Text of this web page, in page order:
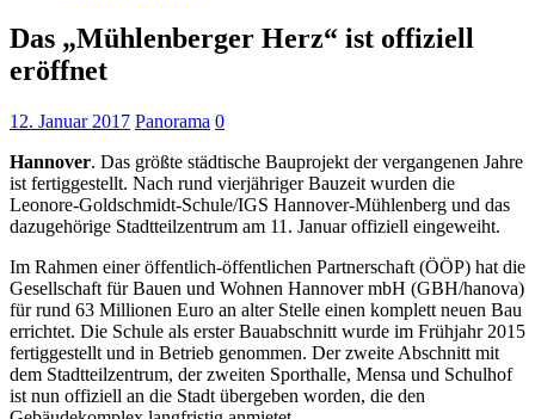
Das „Mühlenberger Herz“ ist offiziell
eröffnet
12. Januar 2017 Panorama 0
Hannover. Das größte städtische Bauprojekt der vergangenen Jahre
ist fertiggestellt. Nach rund vierjähriger Bauzeit wurden die
Leonore-Goldschmidt-Schule/IGS Hannover-Mühlenberg und das
dazugehörige Stadtteilzentrum am 11. Januar offiziell eingeweiht.
Im Rahmen einer öffentlich-öffentlichen Partnerschaft (ÖÖP) hat die
Gesellschaft für Bauen und Wohnen Hannover mbH (GBH/hanova)
für rund 63 Millionen Euro an alter Stelle einen komplett neuen Bau
errichtet. Die Schule als erster Bauabschnitt wurde im Frühjahr 2015
fertiggestellt und in Betrieb genommen. Der zweite Abschnitt mit
dem Stadtteilzentrum, der zweiten Sporthalle, Mensa und Schulhof
ist nun offiziell an die Stadt übergeben worden, die den